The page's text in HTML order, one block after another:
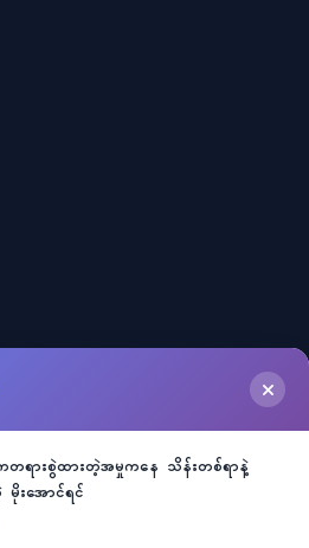
News
တရားစွဲထားတဲ့အမှုကနေ သိန်းတစ်ရာနဲ့
းအောင်ရင်